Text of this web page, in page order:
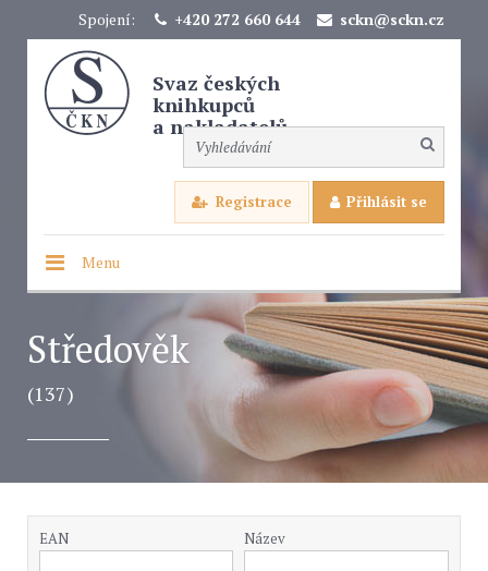
Spojení: +420 272 660 644 sckn@sckn.cz
Svaz českých
knihkupců
a nakladatelů
Registrace Přihlásit se
Menu
Středověk
(137)
EAN Název